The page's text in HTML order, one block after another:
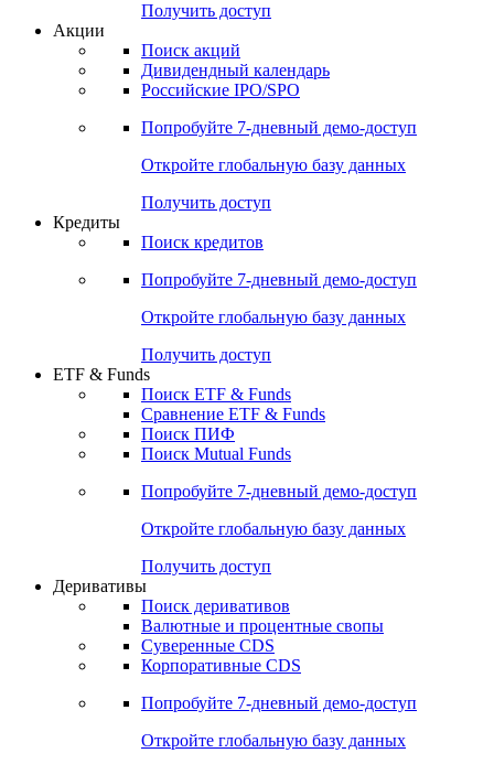
Попробуйте7-дневный
Откройте глобальную базу данных
Получить доступ
Поиск акций
Российские IPO/SPO
Попробуйте7-дневный
Откройте глобальную базу данных
Получить доступ
Поиск кредитов
Попробуйте7-дневный
Откройте глобальную базу данных
Получить доступ
ETF & Funds
Сравнение ETF & Funds
Поиск Mutual Funds
Попробуйте7-дневный
Откройте глобальную базу данных
Получить доступ
Деривативы
Валютные и процентные свопы
Корпоративные CDS